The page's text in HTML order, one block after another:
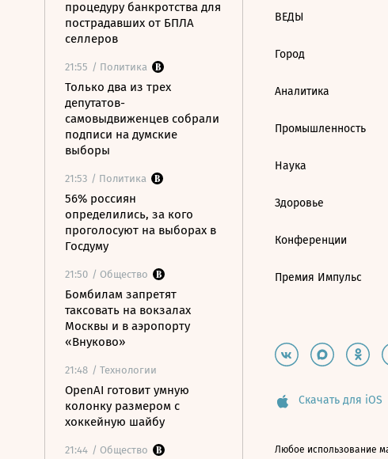
процедуру банкротства для
пострадавших от БПЛА
селлеров
21:55 / Политика
Только два из трех
депутатов-
самовыдвиженцев собрали
подписи на думские
выборы
21:53 / Политика
56% россиян
определились, за кого
проголосуют на выборах в
Госдуму
21:50 / Общество
Бомбилам запретят
таксовать на вокзалах
Москвы и в аэропорту
«Внуково»
21:48 / Технологии
OpenAI готовит умную
колонку размером с
хоккейную шайбу
21:44 / Общество
ВЕДЫ
Город
Аналитика
Промышленность
Наука
Здоровье
Конференции
Премия Импульс
Скачать для iOS
Любое использование